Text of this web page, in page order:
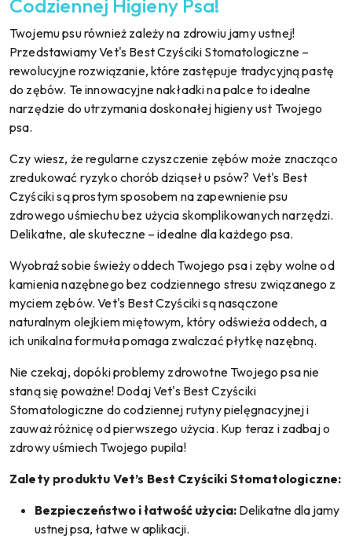
Codziennej Higieny Psa!
Twojemu psu również zależy na zdrowiu jamy ustnej!
Przedstawiamy Vet's Best Czyściki Stomatologiczne –
rewolucyjne rozwiązanie, które zastępuje tradycyjną pastę
do zębów. Te innowacyjne nakładki na palce to idealne
narzędzie do utrzymania doskonałej higieny ust Twojego
psa.
Czy wiesz, że regularne czyszczenie zębów może znacząco
zredukować ryzyko chorób dziąseł u psów? Vet's Best
Czyściki są prostym sposobem na zapewnienie psu
zdrowego uśmiechu bez użycia skomplikowanych narzędzi.
Delikatne, ale skuteczne – idealne dla każdego psa.
Wyobraź sobie świeży oddech Twojego psa i zęby wolne od
kamienia nazębnego bez codziennego stresu związanego z
myciem zębów. Vet's Best Czyściki są nasączone
naturalnym olejkiem miętowym, który odświeża oddech, a
ich unikalna formuła pomaga zwalczać płytkę nazębną.
Nie czekaj, dopóki problemy zdrowotne Twojego psa nie
staną się poważne! Dodaj Vet's Best Czyściki
Stomatologiczne do codziennej rutyny pielęgnacyjnej i
zauważ różnicę od pierwszego użycia. Kup teraz i zadbaj o
zdrowy uśmiech Twojego pupila!
Zalety produktu Vet’s Best Czyściki Stomatologiczne:
Bezpieczeństwo i łatwość użycia: Delikatne dla jamy
ustnej psa, łatwe w aplikacji.